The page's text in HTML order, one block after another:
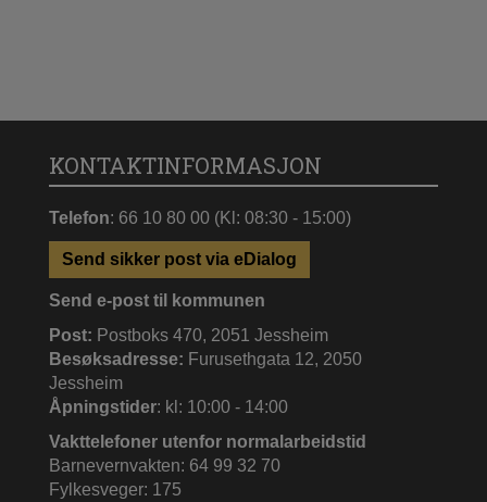
KONTAKTINFORMASJON
Telefon: 66 10 80 00 (Kl: 08:30 - 15:00)
Send sikker post via eDialog
Send e-post til kommunen
Post: Postboks 470, 2051 Jessheim
Besøksadresse: Furusethgata 12, 2050
Jessheim
Åpningstider: kl: 10:00 - 14:00
Vakttelefoner utenfor normalarbeidstid
Barnevernvakten: 64 99 32 70
Fylkesveger: 175